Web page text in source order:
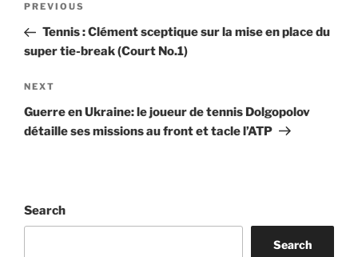
Previous
Post
PREVIOUS
Tennis : Clément sceptique sur la mise en place du
super tie-break (Court No.1)
Next
Post
NEXT
Guerre en Ukraine: le joueur de tennis Dolgopolov
détaille ses missions au front et tacle l’ATP
Search
Search